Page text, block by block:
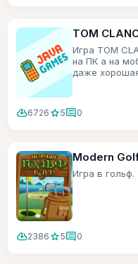
TOM
Игра TOM
на ПК а на
даже
cloud_download6726 star5comment0
Modern
Игра в гольф.
cloud_download2386 star5comment0